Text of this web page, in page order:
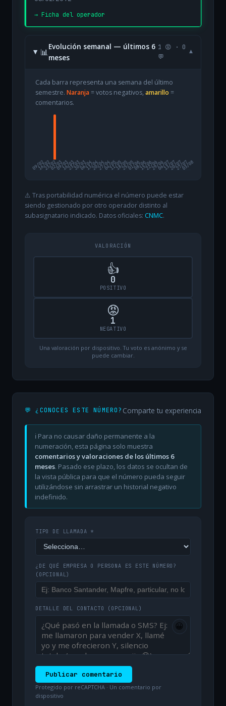
→ Ficha del operador
📊
Evolución semanal — últimos 6
meses
1 😡 · 0
💬
▾
Cada barra representa una semana del último
semestre. Naranja= votos negativos, amarillo =
comentarios.
09/02
16/0223/0202/0309/0316/0323/0330/0306/0413/0420/0427/0404/0511/0518/0525/0501/0608/0615/0622/0629/0606/0713/0720/0727/07
03/08
⚠️ Tras portabilidad numérica el número puede estar
siendo gestionado por otro operador distinto al
subasignatario indicado. Datos oficiales: CNMC.
VALORACIÓN
👍
0
POSITIVO
😡
1
NEGATIVO
Una valoración por dispositivo. Tu voto es anónimo y se
puede cambiar.
💬 ¿CONOCES ESTE NÚMERO? Comparte tu experiencia
ℹ️ Para no causar daño permanente a la
numeración, esta página solo muestra
comentarios y valoraciones de los últimos 6
meses. Pasado ese plazo, los datos se ocultan de
la vista pública para que el número pueda seguir
utilizándose sin arrastrar un historial negativo
indefinido.
TIPO DE LLAMADA *
¿DE QUÉ EMPRESA O PERSONA ES ESTE NÚMERO?
(OPCIONAL)
DETALLE DEL CONTACTO (OPCIONAL)
😀
Publicar comentario
Protegido por reCAPTCHA · Un comentario por
dispositivo